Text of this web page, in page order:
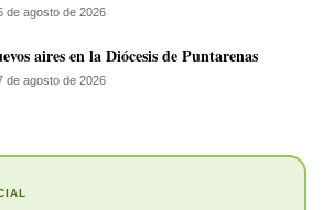
de agosto de 2026
aires en la Diócesis de Puntarenas
de agosto de 2026